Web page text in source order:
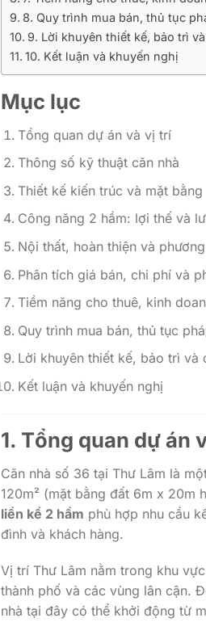
8. Quy trình mua bán, thủ tục
9. Lời khuyên thiết kế, bảo trì
10. Kết luận và khuyến nghị
Mục lục
Tổng quan dự án và vị trí
Thông số kỹ thuật căn nhà
Thiết kế kiến trúc và mặt bằng
Công năng 2 hầm: lợi thế và
Nội thất, hoàn thiện và
Phân tích giá bán, chi phí và
Tiềm năng cho thuê, kinh
Quy trình mua bán, thủ tục
Lời khuyên thiết kế, bảo trì và
Kết luận và khuyến nghị
1. Tổng quan dự án
Căn nhà số 36 tại Thư Lâm là
120m² (mặt bằng đất 6m x 20m
liền kề 2 hầm phù hợp nhu cầu
đình và khách hàng.
Vị trí Thư Lâm nằm trong khu
thành phố và các vùng lân cận.
nhà tại đây có thể khởi động từ